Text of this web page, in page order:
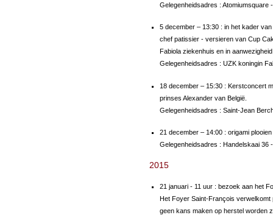
Gelegenheidsadres : Atomiumsquare
5 december – 13:30 : in het kader
chef patissier - versieren van Cup
Fabiola ziekenhuis en in
Gelegenheidsadres : UZK koningin
18 december – 15:30 : Kerstconcert
prinses Alexander van België.
Gelegenheidsadres : Saint-Jean
21 december – 14:00 : origami
Gelegenheidsadres : Handelskaai 36
2015
21 januari - 11 uur : bezoek aan het
Het Foyer Saint-François verwelkomt
geen kans maken op herstel worden